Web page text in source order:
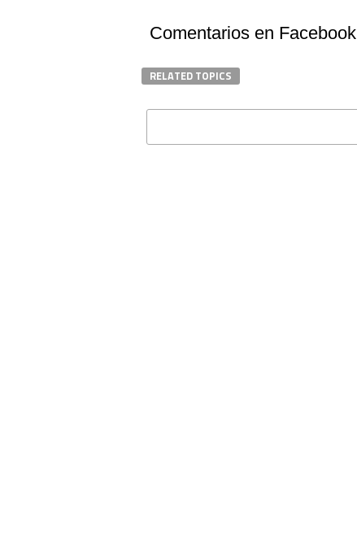
Comentarios en Facebook
RELATED TOPICS